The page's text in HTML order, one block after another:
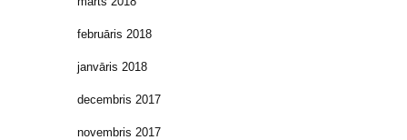
februāris 2018
janvāris 2018
decembris 2017
novembris 2017